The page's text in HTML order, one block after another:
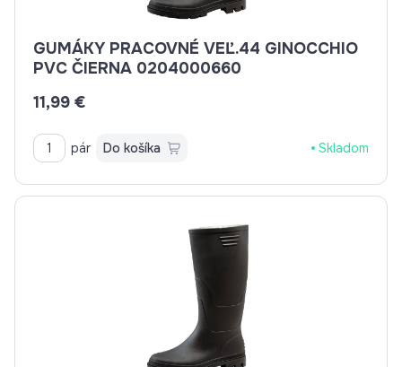
GUMÁKY PRACOVNÉ VEĽ.44 GINOCCHIO
PVC ČIERNA 0204000660
11,99 €
pár Do košíka Skladom